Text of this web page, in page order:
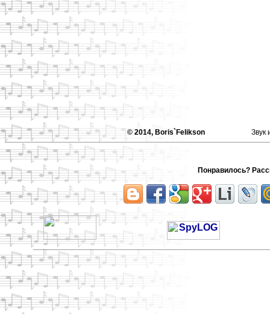
© 2014, Boris`Felikson Звук
Понравилось?